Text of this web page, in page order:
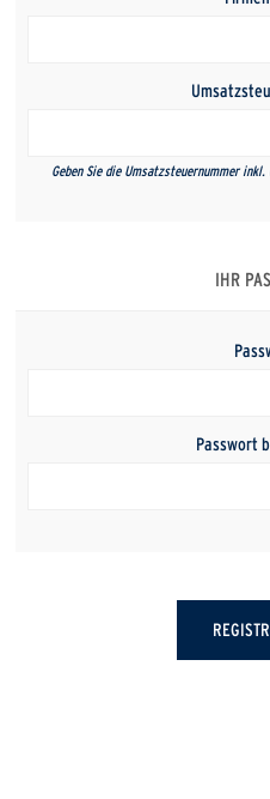
Geben Sie die Umsatzsteuernummer
IHR
Passwort